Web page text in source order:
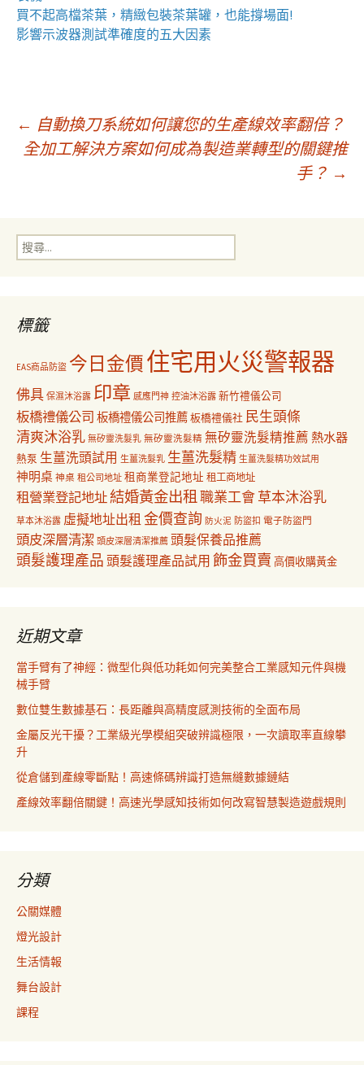
買不起高檔茶葉，精緻包裝茶葉罐 ，也能撐場面!
影響示波器測試準確度的五大因素
文
導
← 自動換刀系統如何讓您的生產線效率翻倍？
全加工解決方案如何成為製造業轉型的關鍵推
手？ →
搜
尋
標籤
EAS商品防盜 今日金價住宅用火災警報器
佛具 保濕沐浴露 印章 感應門神 控油沐浴露 新竹禮儀公司
板橋禮儀公司 板橋禮儀公司推薦板橋禮儀社 民生頭條
清爽沐浴乳 無矽靈洗髮乳 無矽靈洗髮精 無矽靈洗髮精推薦 熱水器
熱泵 生薑洗頭試用 生薑洗髮乳 生薑洗髮精 生薑洗髮精功效試用
神明桌 神桌 租公司地址 租商業登記地址 租工商地址
租營業登記地址結婚黃金出租職業工會草本沐浴乳
草本沐浴露 虛擬地址出租 金價查詢 防火泥 防盜扣 電子防盜門
頭皮深層清潔 頭皮深層清潔推薦 頭髮保養品推薦
頭髮護理產品 頭髮護理產品試用 飾金買賣 高價收購黃金
近期文章
當手臂有了神經：微型化與低功耗如何完美整合工業感知元件與機
械手臂
數位雙生數據基石：長距離與高精度感測技術的全面布局
金屬反光干擾？工業級光學模組突破辨識極限，一次讀取率直線攀
升
從倉儲到產線零斷點！高速條碼辨識打造無縫數據鏈結
產線效率翻倍關鍵！高速光學感知技術如何改寫智慧製造遊戲規則
分類
公關媒體
燈光設計
生活情報
舞台設計
課程